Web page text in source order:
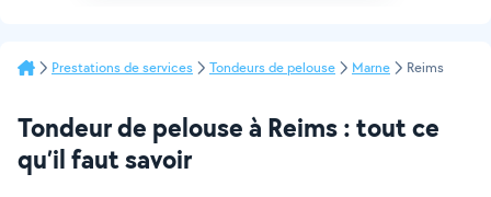
Prestations de services Tondeurs de pelouse Marne Reims
Tondeur de pelouse à Reims : tout ce
qu’il faut savoir